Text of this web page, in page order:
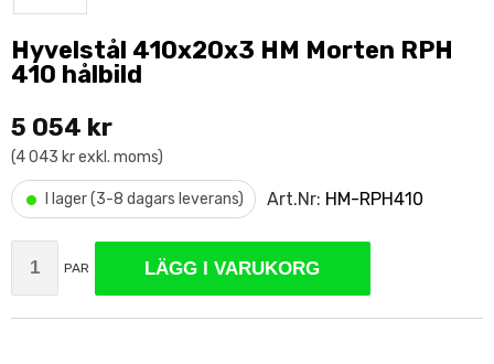
Hyvelstål 410x20x3 HM Morten RPH
410 hålbild
5 054 kr
(4 043 kr exkl. moms)
• I lager (3-8 dagars leverans) Art.Nr: HM-RPH410
PAR LÄGG I VARUKORG